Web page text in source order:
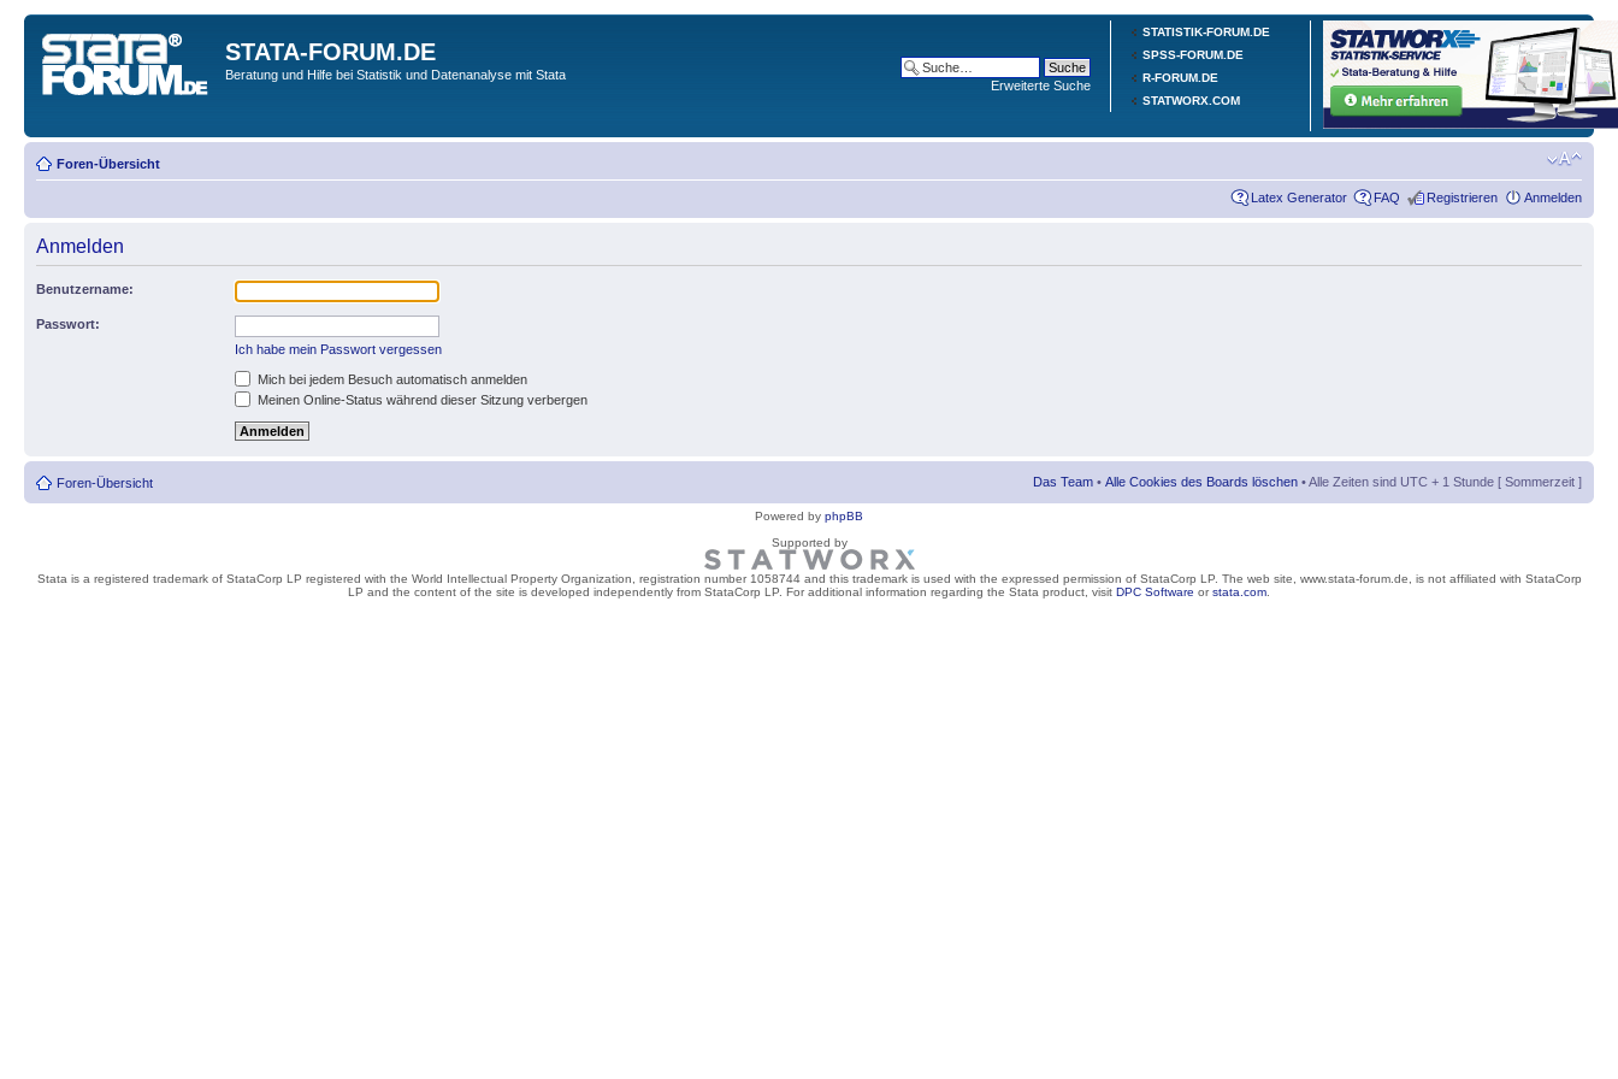
STATISTIK-FORUM.DE
SPSS-FORUM.DE
R-FORUM.DE
STATWORX.COM
STATA-FORUM.DE
Beratung und Hilfe bei Statistik und Datenanalyse mit Stata
Erweiterte Suche
Foren-Übersicht
Latex Generator FAQ Registrieren Anmelden
Anmelden
Benutzername:
Passwort:
Ich habe mein Passwort vergessen
Mich bei jedem Besuch automatisch anmelden
Meinen Online-Status während dieser Sitzung verbergen
Foren-Übersicht Das Team • Alle Cookies des Boards löschen • Alle Zeiten sind UTC + 1 Stunde [ Sommerzeit ]
Powered by phpBB
Supported by
Stata is a registered trademark of StataCorp LP registered with the World Intellectual Property Organization, registration number 1058744 and this trademark is used with the expressed permission of StataCorp LP. The web site, www.stata-forum.de, is not affiliated with StataCorp
LP and the content of the site is developed independently from StataCorp LP. For additional information regarding the Stata product, visit DPC Software orstata.com